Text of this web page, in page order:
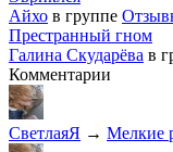
Айхо в группе
Престранный гном
Галина Скударёва в
Комментарии
СветлаяЯ → Мелкие